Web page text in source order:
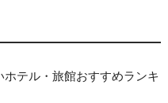
テル・旅館おすすめランキ